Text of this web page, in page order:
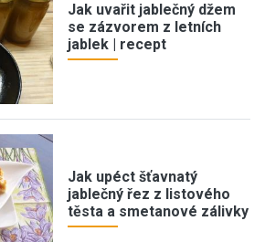
Jak uvařit jablečný džem
se zázvorem z letních
jablek | recept
Jak upéct šťavnatý
jablečný řez z listového
těsta a smetanové zálivky